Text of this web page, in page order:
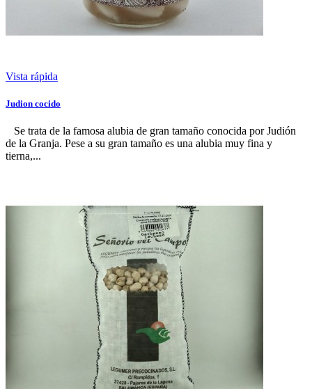
Vista rápida
Judion cocido
Se trata de la famosa alubia de gran tamaño conocida por Judión
de la Granja. Pese a su gran tamaño es una alubia muy fina y
tierna,...